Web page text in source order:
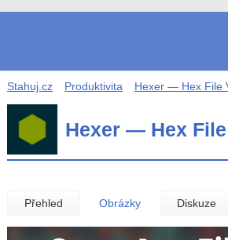
Stahuj.cz Produktivita Hexer — Hex File
Hexer — Hex
Přehled Obrázky Diskuze